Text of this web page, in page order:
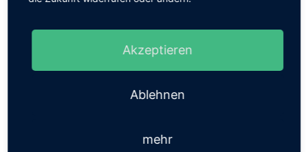
AKTUELLE DACHDECKER-
NEWS AUF SYLT
Akzeptieren
Ablehnen
mehr